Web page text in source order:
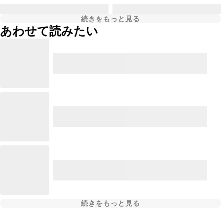
続きをもっと見る
あわせて読みたい
続きをもっと見る